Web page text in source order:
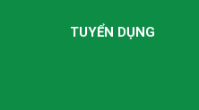
TUYỂN DỤNG